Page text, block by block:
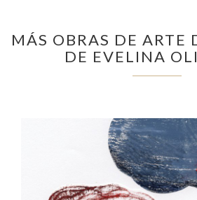
MÁS OBRAS DE ARTE
DE EVELINA